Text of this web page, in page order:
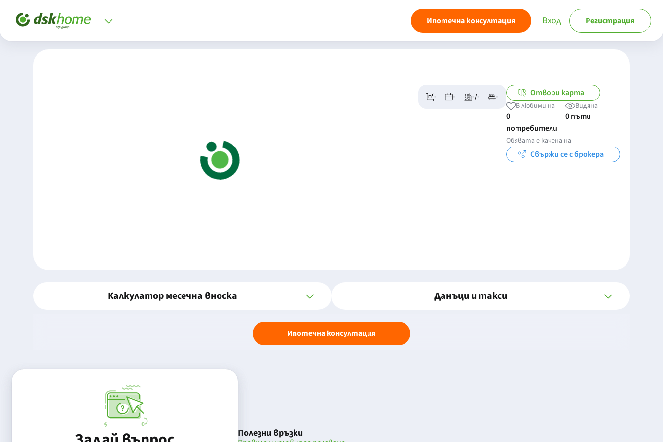
Ипотечна консултация Вход Регистрация
- - -/- - Отвори карта
В любими на
0
потребители
Видяна
0 пъти
Обявата е качена на
Свържи се с брокера
Калкулатор месечна вноска Данъци и такси
Ипотечна консултация
Полезни връзки